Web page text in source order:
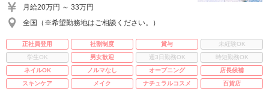
月給20万円 ～ 33万円
全国（※希望勤務地はご相談ください。）
正社員登用 社割制度 賞与
未経験OK
学生OK
男女歓迎 週3日勤務OK
時短勤務OK
ネイルOK
ノルマなし オープニング
店長候補
スキンケア
メイク ナチュラルコスメ 百貨店